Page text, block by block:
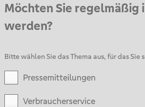
Möchten Sie
werden?
Bitte wählen Sie das Thema aus, für das Sie
Pressemitteilungen
Verbraucherservice